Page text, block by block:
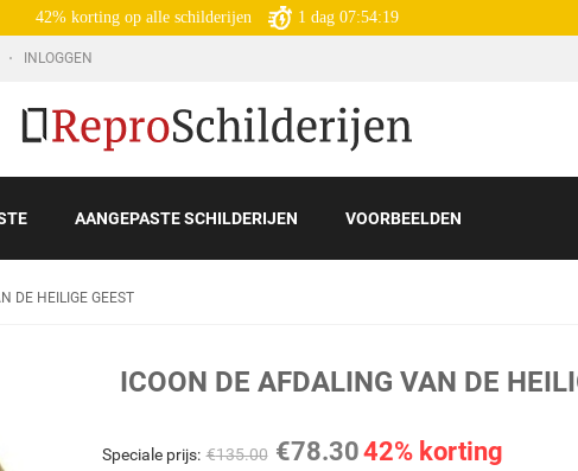
42% korting op alle schilderijen 1 dag 07:54:18
INLOGGEN
AANGEPASTE SCHILDERIJEN VOORBEELDEN
DE HEILIGE GEEST
ICOON DE AFDALING VAN DE
Speciale prijs: €135.00 €78.3042% korting